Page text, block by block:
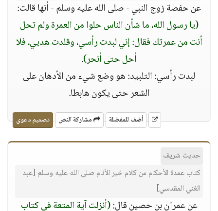
عن حفصة زوج النبي - صلى الله عليه وسلم - أنها قالت:
(يا رسول الله، ما شأن الناس حلوا من العمرة ولم تحل
أنت من عمرتك فقال: إني لبدت رأسي، وقلدت هديي، فلا
أحل حتى أنحر).
لبدت رأسي: التلبيد: هو وضع شيء من الأدهان على
الشعر حتى يكون هابطا.
أضف للمفضلة مشاركة النص تصميم دعوي
حديث شريف
كتاب عمدة الأحكام من كلام خير الأنام صلى الله عليه وسلم [عبد
الغني المقدسي]
عن عمران بن حصين قال:(أنزلت آية المتعة في كتاب